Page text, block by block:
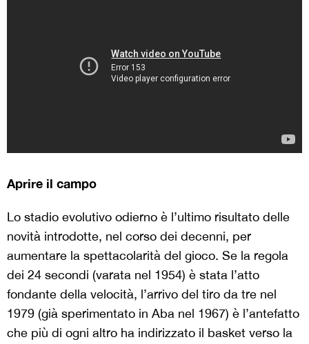
Aprire il campo
Lo stadio evolutivo odierno è l’ultimo risultato delle
novità introdotte, nel corso dei decenni, per
aumentare la spettacolarità del gioco. Se la regola
dei 24 secondi (varata nel 1954) è stata l’atto
fondante della velocità, l’arrivo del tiro da tre nel
1979 (già sperimentato in Aba nel 1967) è l’antefatto
che più di ogni altro ha indirizzato il basket verso la